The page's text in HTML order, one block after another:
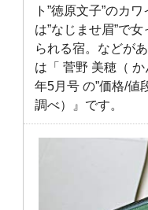
ト”徳原文子”のカ
は”なじませ眉”で
られる宿。などが
は「 菅野 美穂（
年5月号 の”価格/値
調べ）』です。